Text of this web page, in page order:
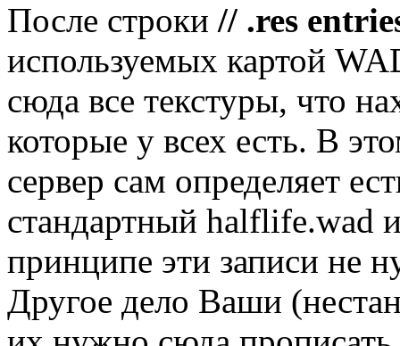
После строки // .res
используемых картой
сюда все текстуры, что
которые у всех есть. В
сервер сам определяет
стандартный halflife.wad
принципе эти записи не
Другое дело Ваши